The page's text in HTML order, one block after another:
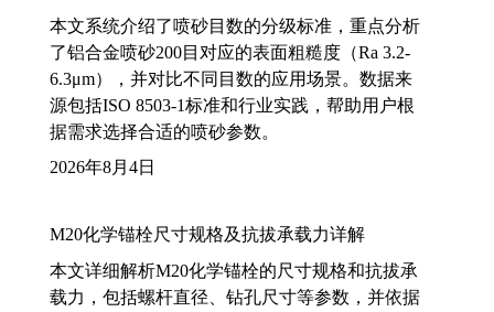
本文系统介绍了喷砂目数的分级标准，重点分析
了铝合金喷砂200目对应的表面粗糙度（Ra 3.2-
6.3μm），并对比不同目数的应用场景。数据来
源包括ISO 8503-1标准和行业实践，帮助用户根
据需求选择合适的喷砂参数。
2026年8月4日
M20化学锚栓尺寸规格及抗拔承载力详解
本文详细解析M20化学锚栓的尺寸规格和抗拔承
载力，包括螺杆直径、钻孔尺寸等参数，并依据